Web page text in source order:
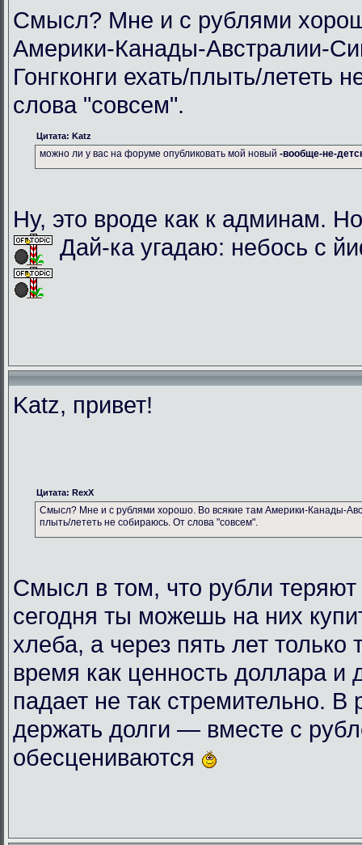
Смысл? Мне и с рублями
Америки-Канады-Австралии-
Гонгконги ехать/плыть/лететь
слова "совсем".
Цитата: Katz
можно ли у вас на форуме опубликовать мой новый -вообще-не-
Ну, это вроде как к админам.
Дай-ка угадаю: небось с
Katz, привет!
Цитата: RexX
Смысл? Мне и с рублями хорошо. Во всякие там Америки-Канады-
плыть/лететь не собираюсь. От слова "совсем".
Смысл в том, что рубли теряют
сегодня ты можешь на них
хлеба, а через пять лет только
время как ценность доллара и
падает не так стремительно. В
держать долги — вместе с
обесцениваются